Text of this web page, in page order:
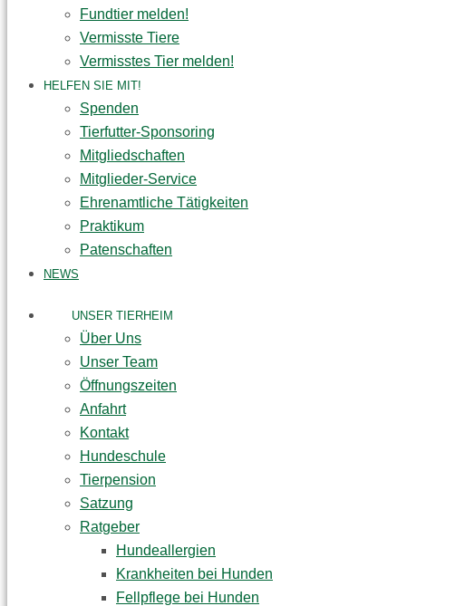
Fundtier melden!
Vermisste Tiere
Vermisstes Tier melden!
HELFEN SIE MIT!
Spenden
Tierfutter-Sponsoring
Mitgliedschaften
Mitglieder-Service
Ehrenamtliche Tätigkeiten
Praktikum
Patenschaften
NEWS
UNSER TIERHEIM
Über Uns
Unser Team
Öffnungszeiten
Anfahrt
Kontakt
Hundeschule
Tierpension
Satzung
Ratgeber
Hundeallergien
Krankheiten bei Hunden
Fellpflege bei Hunden